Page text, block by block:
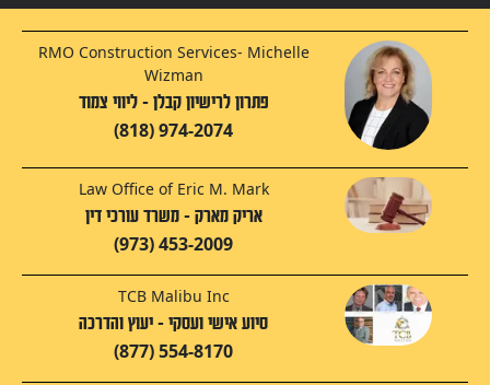
RMO Construction Services- Michelle
Wizman
פתרון לרישיון קבלן - ליווי צמוד
(818) 974-2074
Law Office of Eric M. Mark
אריק מארק - משרד עורכי דין
(973) 453-2009
TCB Malibu Inc
סיוע אישי ועסקי - יעוץ והדרכה
(877) 554-8170